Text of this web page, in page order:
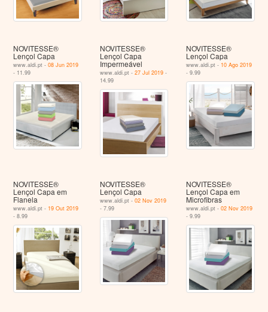
NOVITESSE®
Lençol Capa
www.aldi.pt -08 Jun 2019
- 11.99
NOVITESSE®
Lençol Capa
Impermeável
www.aldi.pt - 27 Jul 2019-
14.99
NOVITESSE®
Lençol Capa
www.aldi.pt - 10 Ago 2019
- 9.99
NOVITESSE®
Lençol Capa em
Flanela
www.aldi.pt - 19 Out 2019
- 8.99
NOVITESSE®
Lençol Capa
www.aldi.pt - 02 Nov 2019
- 7.99
NOVITESSE®
Lençol Capa em
Microfibras
www.aldi.pt -02 Nov 2019
- 9.99